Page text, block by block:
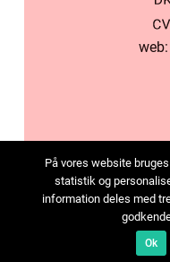
web:
På vores website
statistik og
information deles med
Ok